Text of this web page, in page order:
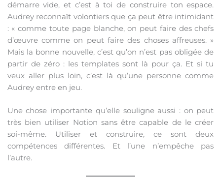
démarre vide, et c’est à toi de construire ton espace.
Audrey reconnaît volontiers que ça peut être intimidant
: « comme toute page blanche, on peut faire des chefs
d’œuvre comme on peut faire des choses affreuses. »
Mais la bonne nouvelle, c’est qu’on n’est pas obligée de
partir de zéro : les templates sont là pour ça. Et si tu
veux aller plus loin, c’est là qu’une personne comme
Audrey entre en jeu.
Une chose importante qu’elle souligne aussi : on peut
très bien utiliser Notion sans être capable de le créer
soi-même. Utiliser et construire, ce sont deux
compétences différentes. Et l’une n’empêche pas
l’autre.